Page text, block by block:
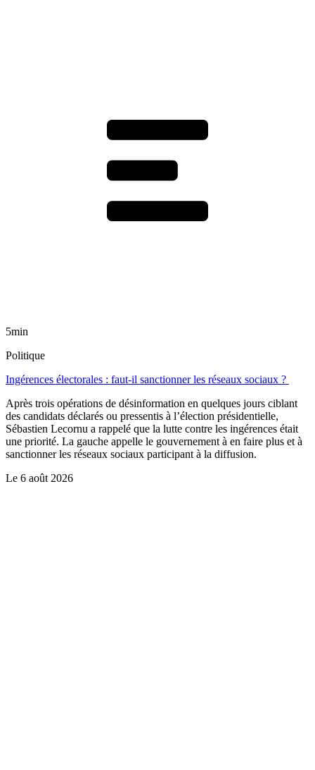
5min
Politique
Ingérences électorales : faut-il sanctionner les réseaux sociaux ?
Après trois opérations de désinformation en quelques jours ciblant
des candidats déclarés ou pressentis à l’élection présidentielle,
Sébastien Lecornu a rappelé que la lutte contre les ingérences était
une priorité. La gauche appelle le gouvernement à en faire plus et à
sanctionner les réseaux sociaux participant à la diffusion.
Le 6 août 2026